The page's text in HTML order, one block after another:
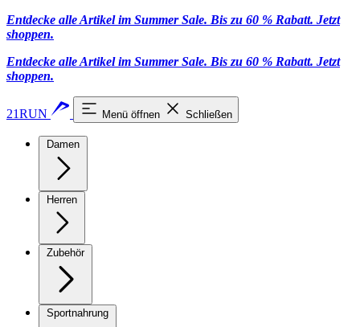
Entdecke alle Artikel im Summer Sale. Bis zu 60 % Rabatt. Jetzt
shoppen.
Entdecke alle Artikel im Summer Sale. Bis zu 60 % Rabatt. Jetzt
shoppen.
21RUN Menü öffnen Schließen
Damen
Herren
Zubehör
Sportnahrung